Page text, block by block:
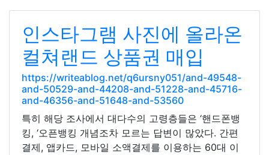
인스타그램 사진에 올라온
컬쳐랜드 상품권 매입
https://writeablog.net/q6ursny051/and-49548-
and-50529-and-44208-and-51228-and-45716-
and-46356-and-51648-and-53560
특히 해당 조사에서 대다수의 고령층들은 ‘핸드폰뱅
킹, ‘오픈뱅킹 개념조차 모르는 답변이 많았다. 간편
결제, 앱카드, 모바일 소액결제를 이용하는 60대 이